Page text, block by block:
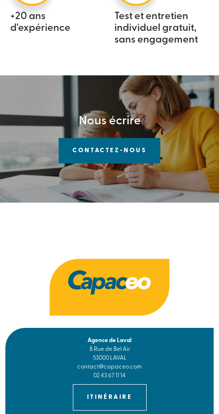
+20 ans
d'expérience
Test et entretien
individuel gratuit,
sans engagement
Nous écrire
CONTACTEZ-NOUS
Agence de Laval
8 Rue de Bel Air
53000 LAVAL
contact@capaceo.com
02 43 67 11 14
ITINÉRAIRE